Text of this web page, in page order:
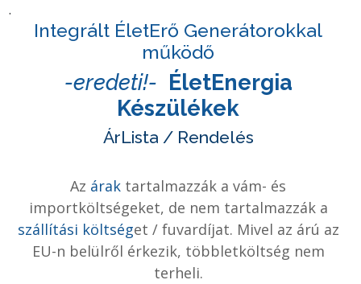
.
Integrált ÉletErő Generátorokkal
működő
-eredeti!- ÉletEnergia
Készülékek
ÁrLista / Rendelés
Az árak tartalmazzák a vám- és
importköltségeket, de nem tartalmazzák a
szállítási költséget / fuvardíjat. Mivel az árú az
EU-n belülről érkezik, többletköltség nem
terheli.